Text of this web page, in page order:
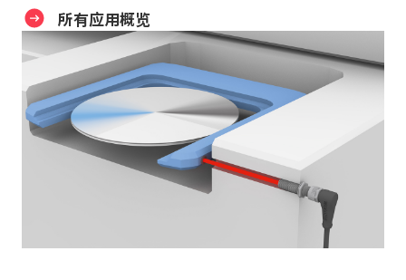
所有应用概览